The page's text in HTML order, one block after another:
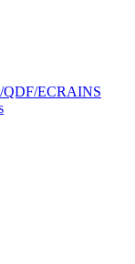
QDF/ECRAINS